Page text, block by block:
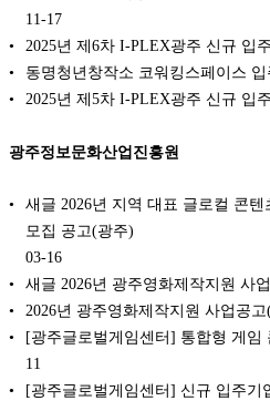
11-17
2025년 제6차 I-PLEX광주 신규 입
동명청년창작소 코워킹스페이스
2025년 제5차 I-PLEX광주 신규 입
광주정보문화산업진흥원
새글 2026년 지역 대표 글로컬 콘
모집 공고(광주)
03-16
새글 2026년 광주영화제작지원 사
2026년 광주영화제작지원 사업공
[광주글로벌게임센터] 통합형 게임
11
[광주글로벌게임센터] 신규 입주기